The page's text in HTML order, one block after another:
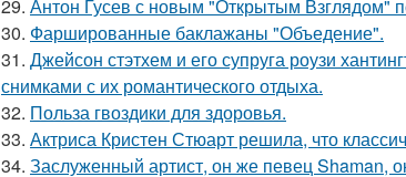
29. Антон Гусев с новым "Открытым Взглядом"
30. Фаршированные баклажаны "Объедение".
31. Джейсон стэтхем и его супруга роузи
снимками с их романтического отдыха.
32. Польза гвоздики для здоровья.
33. Актриса Кристен Стюарт решила, что
34. Заслуженный артист, он же певец Shaman,